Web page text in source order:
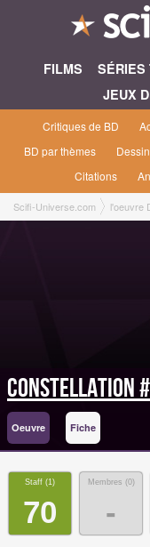
FILMS SÉRIES
JEUX
Critiques de BD
BD par thèmes
Citations
Scifi-Universe.com l'oeuvre
Constellation
Oeuvre Fiche
Staff (1)
70
Membres (0)
-